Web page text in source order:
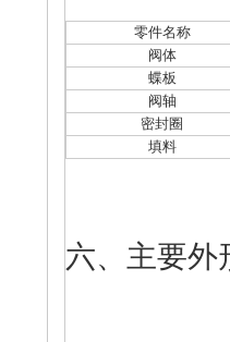
零件名称
阀体
蝶板
阀轴
密封圈
填料
六、主要外